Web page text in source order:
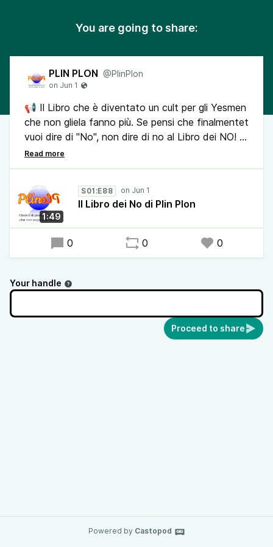
You are going to share:
PLIN PLON @PlinPlon
📢 Il Libro che è diventato un cult per gli Yesmen
che non gliela fanno più. Se pensi che finalmentet
vuoi dire di "No", non dire di no al Libro dei NO!
Che poi se dici sempre sì, perché non dici sì pure
🔔Condividi il podcast Plin Plon, il brand di
prodotti e servizi che non sapevi di volere. Sarà
un bel regalo per chi lo ascolta.
1:49
S01:E88
Il Libro dei No di Plin Plon
0 0 0
Your handle
Proceed to share
Powered by Castopod